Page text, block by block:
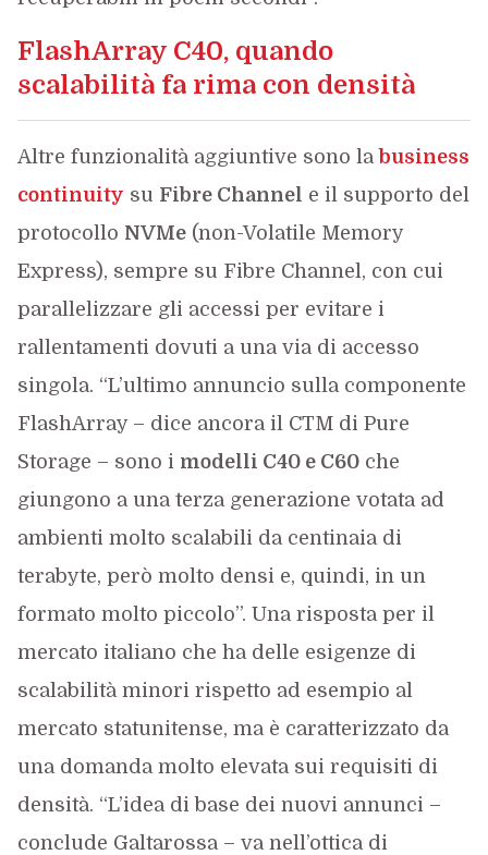
FlashArray C40, quando
scalabilità fa rima con densità
Altre funzionalità aggiuntive sono la business
continuity su Fibre Channel e il supporto del
protocollo NVMe(non-Volatile Memory
Express), sempre su Fibre Channel, con cui
parallelizzare gli accessi per evitare i
rallentamenti dovuti a una via di accesso
singola. “L’ultimo annuncio sulla componente
FlashArray – dice ancora il CTM di Pure
Storage – sono i modelli C40 e C60che
giungono a una terza generazione votata ad
ambienti molto scalabili da centinaia di
terabyte, però molto densi e, quindi, in un
formato molto piccolo”. Una risposta per il
mercato italiano che ha delle esigenze di
scalabilità minori rispetto ad esempio al
mercato statunitense, ma è caratterizzato da
una domanda molto elevata sui requisiti di
densità. “L’idea di base dei nuovi annunci –
conclude Galtarossa – va nell’ottica di